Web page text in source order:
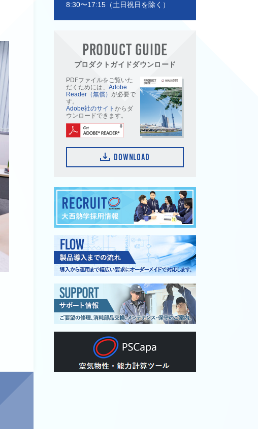
8:30〜17:15（土日祝日を除く）
PRODUCT GUIDE
プロダクトガイドダウンロード
PDFファイルをご覧いた
だくためには、 Adobe
Reader（無償） が必要で
す。
Adobe社のサイト からダ
ウンロードできます。
DOWNLOAD